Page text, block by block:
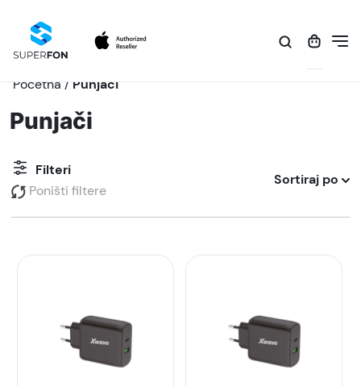
Početna / Punjači
Punjači
Filteri
Poništi filtere
Sortiraj po